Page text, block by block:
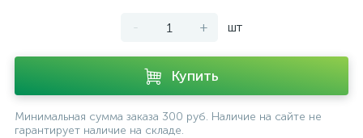
- + шт
Купить
Минимальная сумма заказа 300 руб. Наличие на сайте не
гарантирует наличие на складе.